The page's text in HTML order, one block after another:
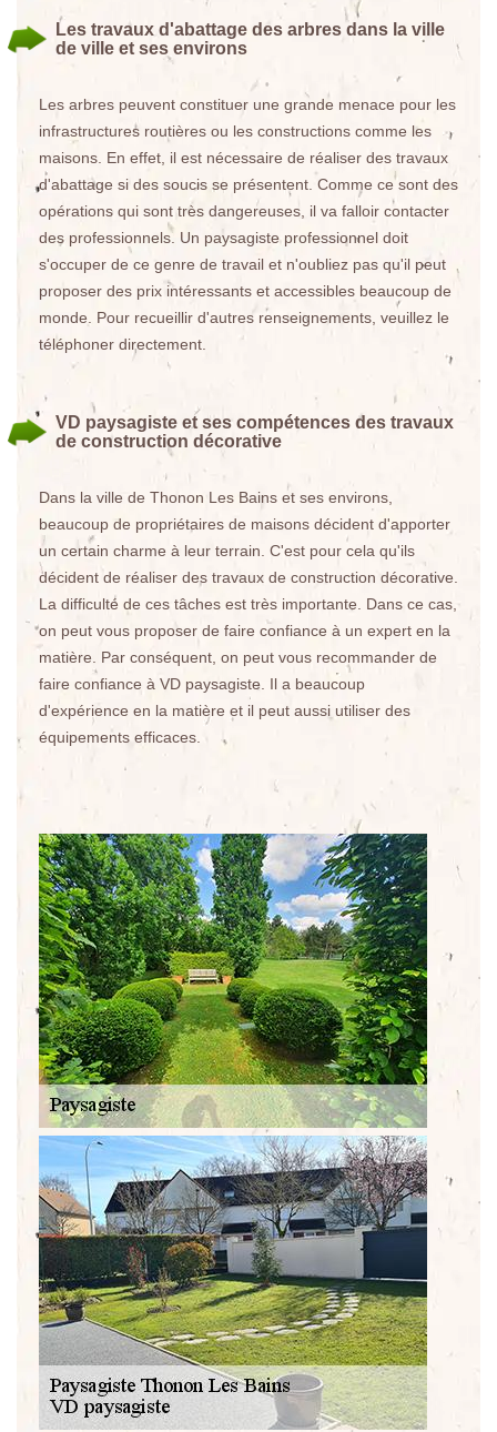
Les travaux d'abattage des arbres dans la ville
de ville et ses environs
Les arbres peuvent constituer une grande menace pour les
infrastructures routières ou les constructions comme les
maisons. En effet, il est nécessaire de réaliser des travaux
d'abattage si des soucis se présentent. Comme ce sont des
opérations qui sont très dangereuses, il va falloir contacter
des professionnels. Un paysagiste professionnel doit
s'occuper de ce genre de travail et n'oubliez pas qu'il peut
proposer des prix intéressants et accessibles beaucoup de
monde. Pour recueillir d'autres renseignements, veuillez le
téléphoner directement.
VD paysagiste et ses compétences des travaux
de construction décorative
Dans la ville de Thonon Les Bains et ses environs,
beaucoup de propriétaires de maisons décident d'apporter
un certain charme à leur terrain. C'est pour cela qu'ils
décident de réaliser des travaux de construction décorative.
La difficulté de ces tâches est très importante. Dans ce cas,
on peut vous proposer de faire confiance à un expert en la
matière. Par conséquent, on peut vous recommander de
faire confiance à VD paysagiste. Il a beaucoup
d'expérience en la matière et il peut aussi utiliser des
équipements efficaces.